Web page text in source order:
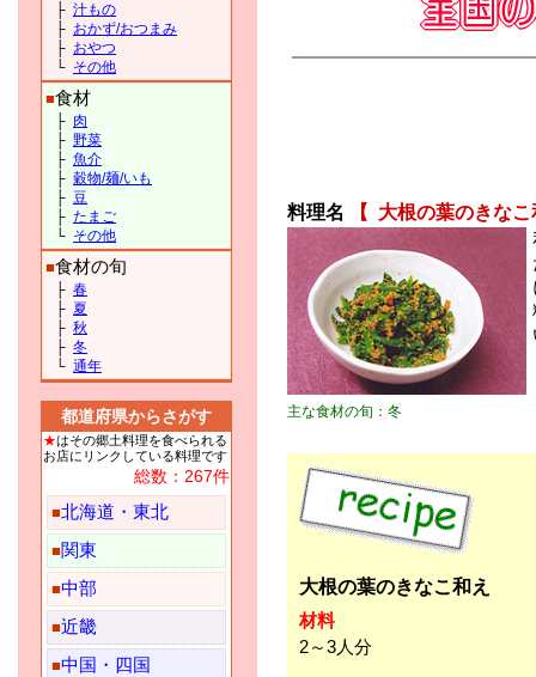
├ 汁もの
├ おかず/おつまみ
├ おやつ
└ その他
■食材
├ 肉
├ 野菜
├ 魚介
├ 穀物/麺/いも
├ 豆
├ たまご
└ その他
■食材の旬
├ 春
├ 夏
├ 秋
├ 冬
└ 通年
都道府県からさがす
★はその郷土料理を食べられる
お店にリンクしている料理です
総数：267件
■北海道・東北
■関東
■中部
■近畿
■中国・四国
料理名 【 大根の葉のきなこ
主な食材の旬：冬
大根の葉のきなこ和え
材料
2～3人分